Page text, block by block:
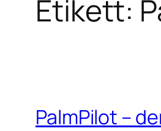
Etikett:
PalmPilot –